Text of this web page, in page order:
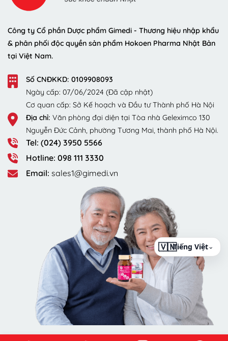
Công ty Cổ phần Dược phẩm Gimedi - Thương hiệu nhập khẩu
& phân phối độc quyền sản phẩm Hokoen Pharma Nhật Bản
tại Việt Nam.
Số CNĐKKD: 0109908093
Ngày cấp: 07/06/2024 (Đã cập nhật)
Cơ quan cấp: Sở Kế hoạch và Đầu tư Thành phố Hà Nội
Địa chỉ: Văn phòng đại diện tại Tòa nhà Geleximco 130
Nguyễn Đức Cảnh, phường Tương Mai, thành phố Hà Nội.
Tel: (024) 3950 5566
Hotline: 098 111 3330
Email: sales1@gimedi.vn
⌄